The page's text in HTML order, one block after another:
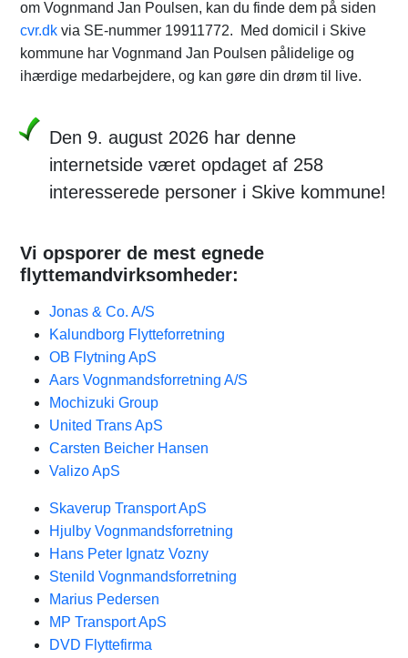
om Vognmand Jan Poulsen, kan du finde dem på siden
cvr.dk via SE-nummer 19911772. Med domicil i Skive
kommune har Vognmand Jan Poulsen pålidelige og
ihærdige medarbejdere, og kan gøre din drøm til live.
Den 9. august 2026 har denne
internetside været opdaget af 258
interesserede personer i Skive kommune!
Vi opsporer de mest egnede
flyttemandvirksomheder:
Jonas & Co. A/S
Kalundborg Flytteforretning
OB Flytning ApS
Aars Vognmandsforretning A/S
Mochizuki Group
United Trans ApS
Carsten Beicher Hansen
Valizo ApS
Skaverup Transport ApS
Hjulby Vognmandsforretning
Hans Peter Ignatz Vozny
Stenild Vognmandsforretning
Marius Pedersen
MP Transport ApS
DVD Flyttefirma